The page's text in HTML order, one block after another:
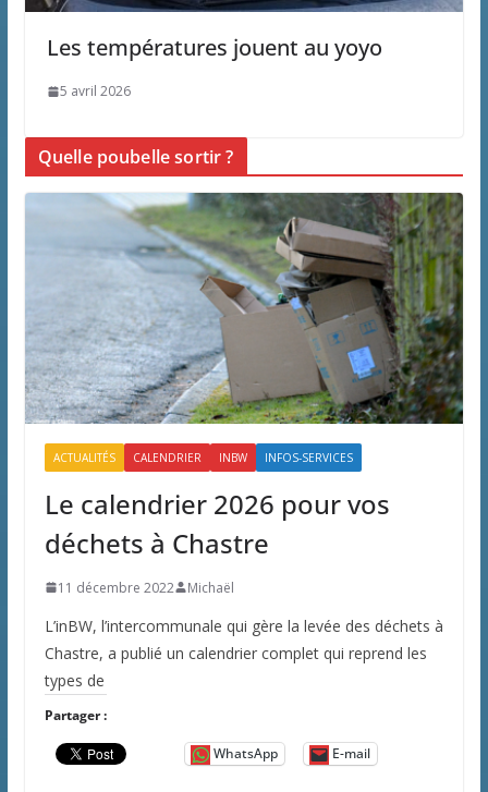
Les températures jouent au yoyo
5 avril 2026
Quelle poubelle sortir ?
ACTUALITÉS CALENDRIER INBW INFOS-SERVICES
Le calendrier 2026 pour vos
déchets à Chastre
11 décembre 2022 Michaël
L’inBW, l’intercommunale qui gère la levée des déchets à
Chastre, a publié un calendrier complet qui reprend les
types de
Partager :
WhatsApp E-mail